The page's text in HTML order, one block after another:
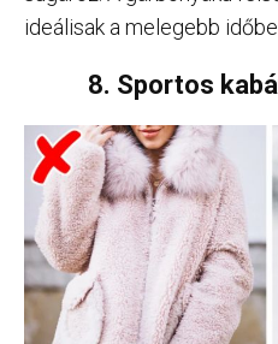
ideálisak a melegebb
8. Sportos